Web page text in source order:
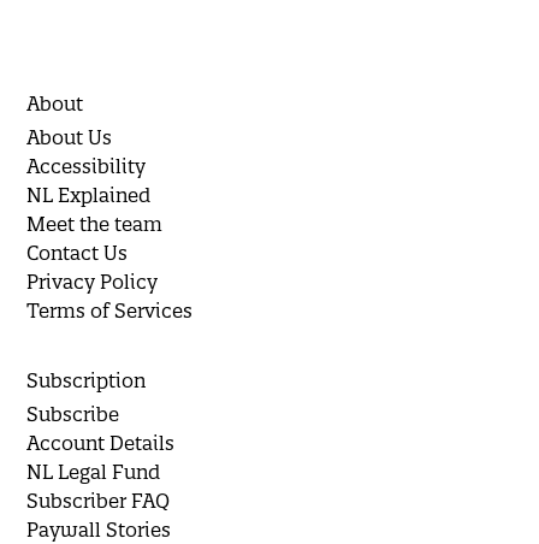
About
About Us
Accessibility
NL Explained
Meet the team
Contact Us
Privacy Policy
Terms of Services
Subscription
Subscribe
Account Details
NL Legal Fund
Subscriber FAQ
Paywall Stories